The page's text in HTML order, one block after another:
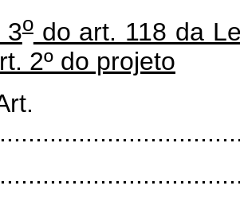
3odo art. 118 da
2º do projeto